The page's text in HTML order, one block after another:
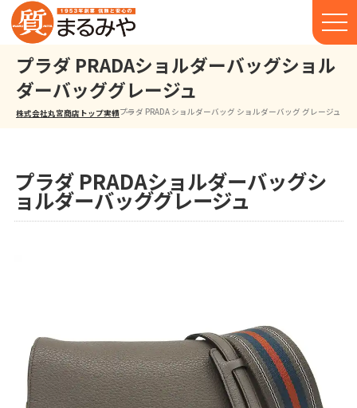
プラダ PRADAショルダーバッグショル
ダーバッググレージュ
株式会社丸宮商店トップ⁩実績プラダ PRADA ショルダーバッグ ショルダーバッグ グレージュ
プラダ PRADAショルダーバッグシ
ョルダーバッググレージュ